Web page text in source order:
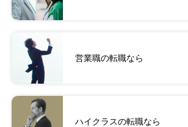
営業職の転職なら
ハイクラスの転職なら